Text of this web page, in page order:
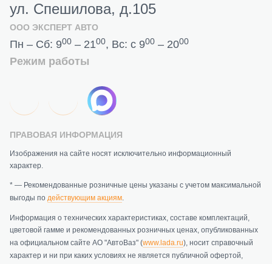
ул. Спешилова, д.105
ООО ЭКСПЕРТ АВТО
Пн – Сб: 900 – 2100, Вс: с 900 – 2000
Режим работы
ПРАВОВАЯ ИНФОРМАЦИЯ
Изображения на сайте носят исключительно информационный
характер.
* — Рекомендованные розничные цены указаны с учетом максимальной
выгоды по действующим акциям.
Информация о технических характеристиках, составе комплектаций,
цветовой гамме и рекомендованных розничных ценах, опубликованных
на официальном сайте АО "АвтоВаз" (www.lada.ru), носит справочный
характер и ни при каких условиях не является публичной офертой,